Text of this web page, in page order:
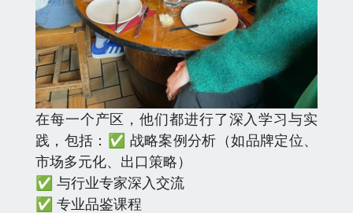
在每一个产区，他们都进行了深入学习与实
践，包括：✅ 战略案例分析（如品牌定位、
市场多元化、出口策略）
✅ 与行业专家深入交流
✅ 专业品鉴课程